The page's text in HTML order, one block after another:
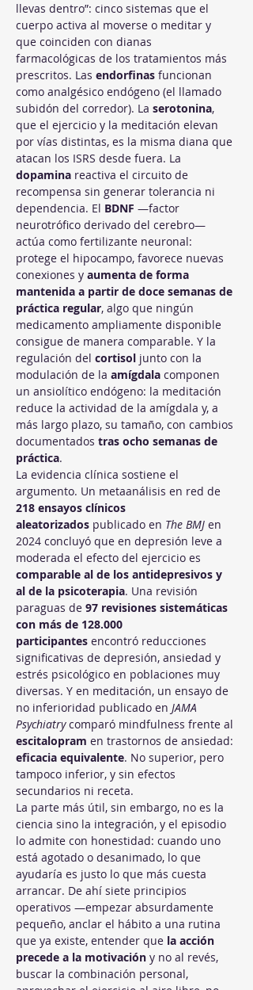
llevas dentro”: cinco sistemas que el
cuerpo activa al moverse o meditar y
que coinciden con dianas
farmacológicas de los tratamientos más
prescritos. Las endorfinas funcionan
como analgésico endógeno (el llamado
subidón del corredor). La serotonina,
que el ejercicio y la meditación elevan
por vías distintas, es la misma diana que
atacan los ISRS desde fuera. La
dopamina reactiva el circuito de
recompensa sin generar tolerancia ni
dependencia. El BDNF —factor
neurotrófico derivado del cerebro—
actúa como fertilizante neuronal:
protege el hipocampo, favorece nuevas
conexiones y aumenta de forma
mantenida a partir de doce semanas de
práctica regular, algo que ningún
medicamento ampliamente disponible
consigue de manera comparable. Y la
regulación del cortisol junto con la
modulación de la amígdala componen
un ansiolítico endógeno: la meditación
reduce la actividad de la amígdala y, a
más largo plazo, su tamaño, con cambios
documentados tras ocho semanas de
práctica.
La evidencia clínica sostiene el
argumento. Un metaanálisis en red de
218 ensayos clínicos
aleatorizados publicado en The BMJ en
2024 concluyó que en depresión leve a
moderada el efecto del ejercicio es
comparable al de los antidepresivos y
al de la psicoterapia. Una revisión
paraguas de 97 revisiones sistemáticas
con más de 128.000
participantes encontró reducciones
significativas de depresión, ansiedad y
estrés psicológico en poblaciones muy
diversas. Y en meditación, un ensayo de
no inferioridad publicado en JAMA
Psychiatry comparó mindfulness frente al
escitalopram en trastornos de ansiedad:
eficacia equivalente. No superior, pero
tampoco inferior, y sin efectos
secundarios ni receta.
La parte más útil, sin embargo, no es la
ciencia sino la integración, y el episodio
lo admite con honestidad: cuando uno
está agotado o desanimado, lo que
ayudaría es justo lo que más cuesta
arrancar. De ahí siete principios
operativos —empezar absurdamente
pequeño, anclar el hábito a una rutina
que ya existe, entender que la acción
precede a la motivación y no al revés,
buscar la combinación personal,